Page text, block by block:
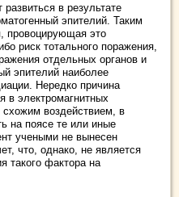
в результате
эпителий. Таким
провоцирующая это
риск тотального поражения,
отдельных органов и
эпителий наиболее
Нередко причина
в электромагнитных
воздействием, в
на поясе те или иные
учеными не вынесен
что, однако, не является
такого фактора на